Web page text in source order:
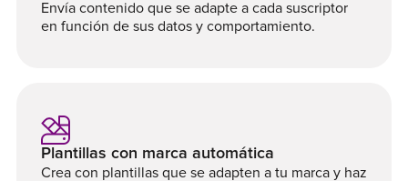
Envía contenido que se adapte a cada suscriptor
en función de sus datos y comportamiento.
Plantillas con marca automática
Crea con plantillas que se adapten a tu marca y haz